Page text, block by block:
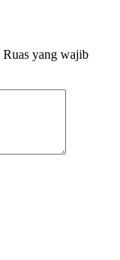
Ruas yang wajib